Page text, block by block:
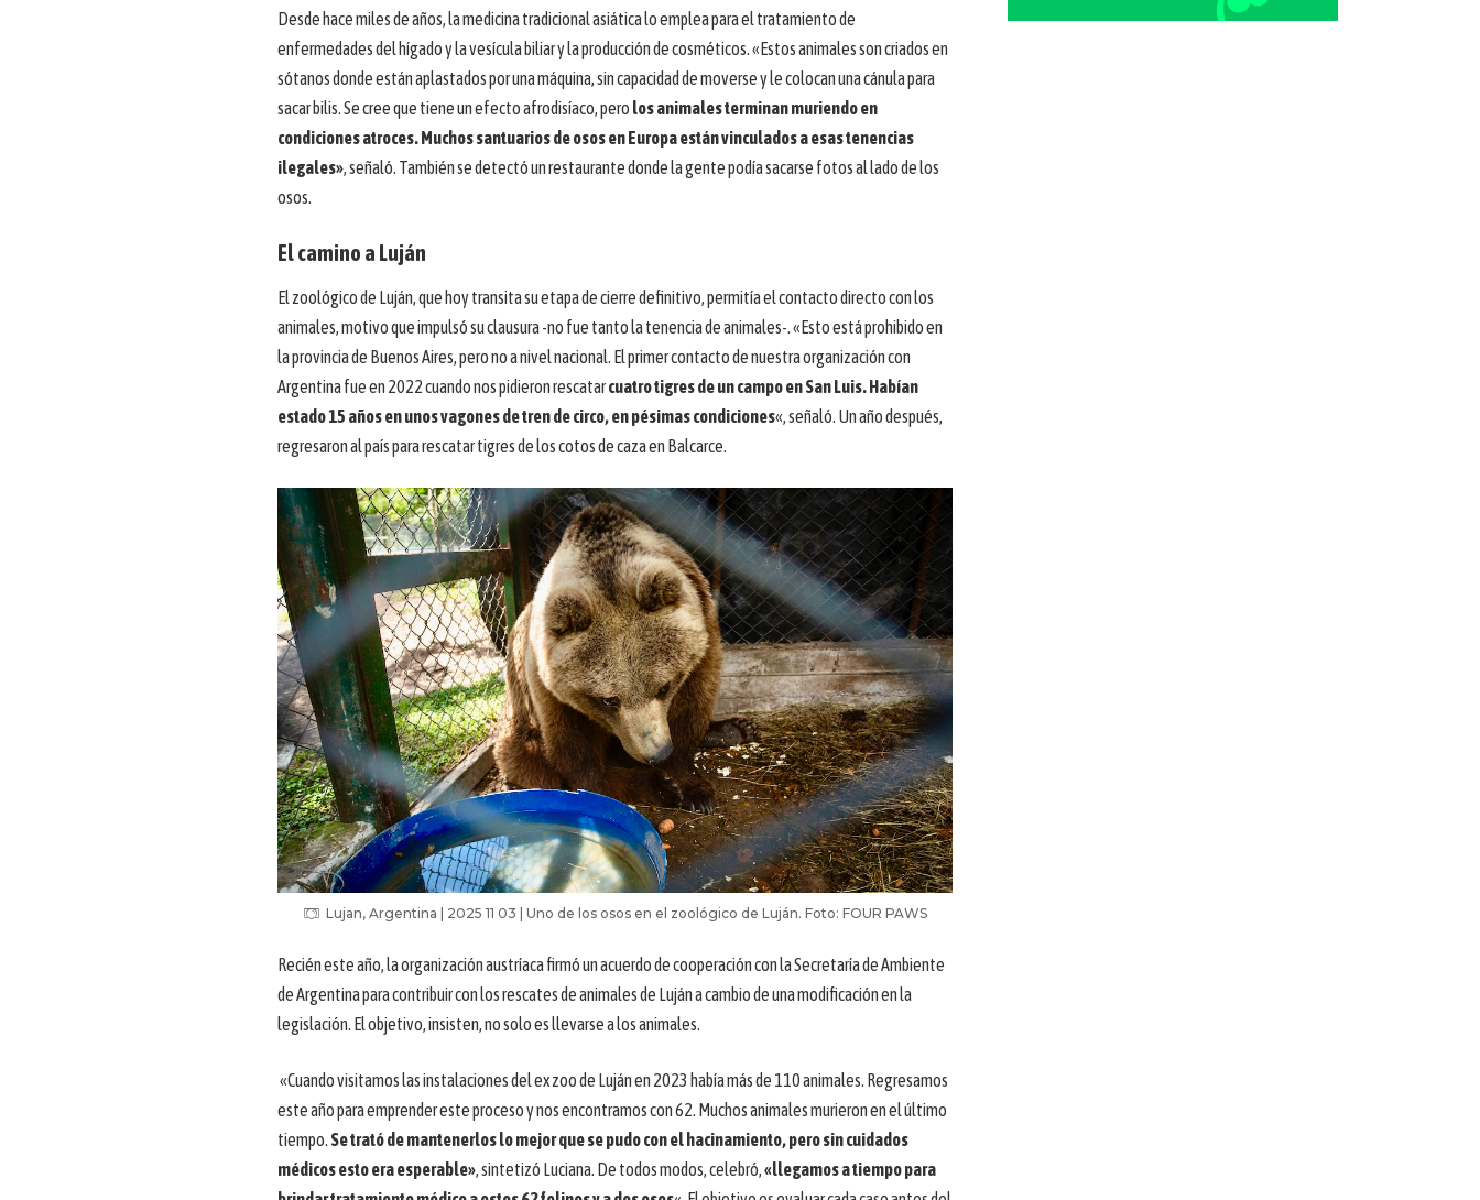
Desde hace miles de años, la medicina tradicional asiática lo emplea para el tratamiento de
enfermedades del hígado y la vesícula biliar y la producción de cosméticos. «Estos animales son criados en
sótanos donde están aplastados por una máquina, sin capacidad de moverse y le colocan una cánula para
sacar bilis. Se cree que tiene un efecto afrodisíaco, pero los animales terminan muriendo en
condiciones atroces. Muchos santuarios de osos en Europa están vinculados a esas tenencias
ilegales», señaló. También se detectó un restaurante donde la gente podía sacarse fotos al lado de los
osos.
El camino a Luján
El zoológico de Luján, que hoy transita su etapa de cierre definitivo, permitía el contacto directo con los
animales, motivo que impulsó su clausura -no fue tanto la tenencia de animales-. «Esto está prohibido en
la provincia de Buenos Aires, pero no a nivel nacional. El primer contacto de nuestra organización con
Argentina fue en 2022 cuando nos pidieron rescatarcuatro tigres de un campo en San Luis. Habían
estado 15 años en unos vagones de tren de circo, en pésimas condiciones«, señaló. Un año después,
regresaron al país para rescatar tigres de los cotos de caza en Balcarce.
Lujan, Argentina | 2025 11 03 | Uno de los osos en el zoológico de Luján. Foto: FOUR PAWS
Recién este año, la organización austríaca firmó un acuerdo de cooperación con la Secretaría de Ambiente
de Argentina para contribuir con los rescates de animales de Luján a cambio de una modificación en la
legislación. El objetivo, insisten, no solo es llevarse a los animales.
«Cuando visitamos las instalaciones del ex zoo de Luján en 2023 había más de 110 animales. Regresamos
este año para emprender este proceso y nos encontramos con 62. Muchos animales murieron en el último
tiempo. Se trató de mantenerlos lo mejor que se pudo con el hacinamiento, pero sin cuidados
médicos esto era esperable» , sintetizó Luciana. De todos modos, celebró, «llegamos a tiempo para